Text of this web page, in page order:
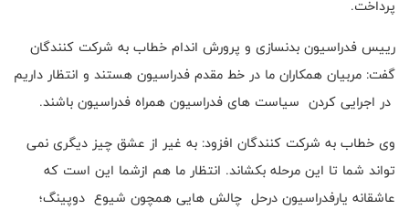
پرداخت.
رییس فدراسیون بدنسازی و پرورش اندام خطاب به شرکت کنندگان
گفت: مربیان همکاران ما در خط مقدم فدراسیون هستند و انتظار داریم
در اجرایی کردن سیاست های فدراسیون همراه فدراسیون باشند.
وی خطاب به شرکت کنندگان افزود: به غیر از عشق چیز دیگری نمی
تواند شما تا این مرحله بکشاند. انتظار ما هم ازشما این است که
عاشقانه یارفدراسیون درحل چالش هایی همچون شیوع دوپینگ؛